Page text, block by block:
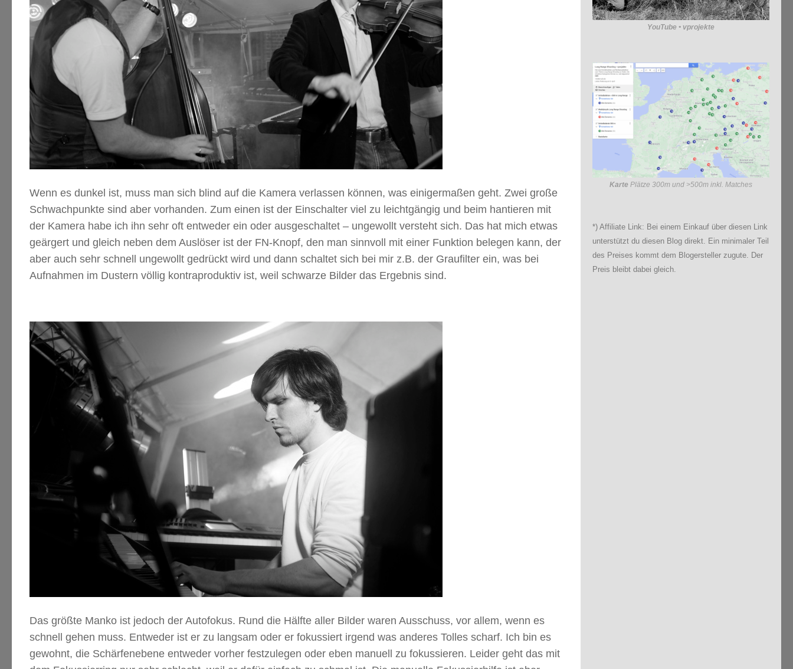
Wenn es dunkel ist, muss man sich blind auf die Kamera verlassen können, was einigermaßen geht. Zwei große
Schwachpunkte sind aber vorhanden. Zum einen ist der Einschalter viel zu leichtgängig und beim hantieren mit
der Kamera habe ich ihn sehr oft entweder ein oder ausgeschaltet – ungewollt versteht sich. Das hat mich etwas
geärgert und gleich neben dem Auslöser ist der FN-Knopf, den man sinnvoll mit einer Funktion belegen kann, der
aber auch sehr schnell ungewollt gedrückt wird und dann schaltet sich bei mir z.B. der Graufilter ein, was bei
Aufnahmen im Dustern völlig kontraproduktiv ist, weil schwarze Bilder das Ergebnis sind.
Das größte Manko ist jedoch der Autofokus. Rund die Hälfte aller Bilder waren Ausschuss, vor allem, wenn es
schnell gehen muss. Entweder ist er zu langsam oder er fokussiert irgend was anderes Tolles scharf. Ich bin es
gewohnt, die Schärfenebene entweder vorher festzulegen oder eben manuell zu fokussieren. Leider geht das mit
YouTube • vprojekte
Karte Plätze 300m und >500m inkl. Matches
*) Affiliate Link: Bei einem Einkauf über diesen Link
unterstützt du diesen Blog direkt. Ein minimaler Teil
des Preises kommt dem Blogersteller zugute. Der
Preis bleibt dabei gleich.